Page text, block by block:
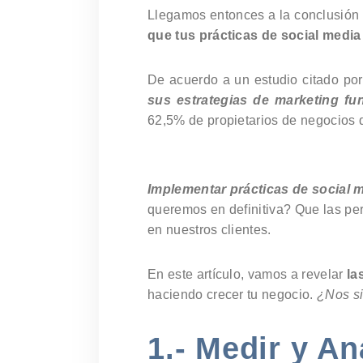
Llegamos entonces a la
que tus prácticas de social
De acuerdo a un estudio citado
sus estrategias de marketing
62,5% de propietarios de negocios
Implementar prácticas de social
queremos en definitiva? Que las
en nuestros clientes.
En este artículo, vamos a revelar
haciendo crecer tu negocio. ¿Nos
1.- Medir y